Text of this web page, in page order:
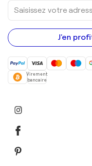
Saisissez
votre
adresse
e-
mail
J'en
Virement
bancaire